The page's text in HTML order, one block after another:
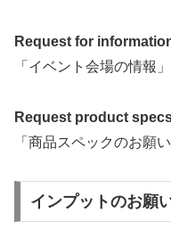
Request for
「イベント会場の情報」
Request product
「商品スペックのお願
インプットのお願